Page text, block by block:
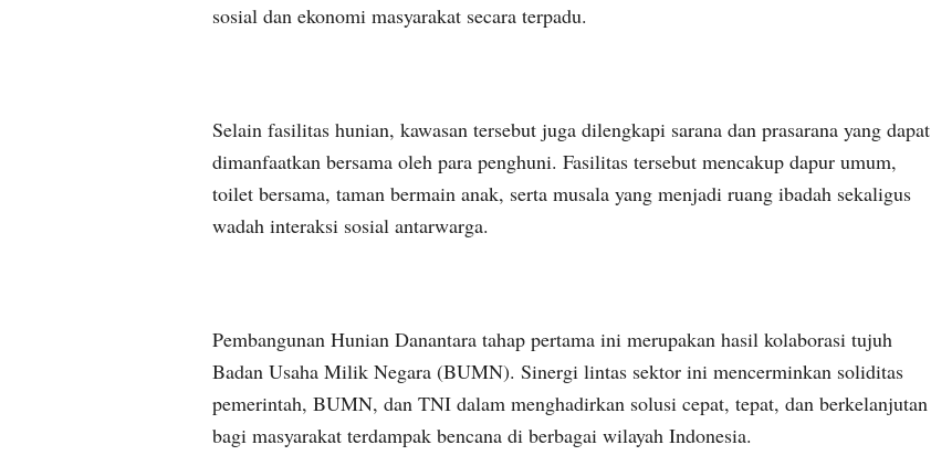
sosial dan ekonomi masyarakat secara terpadu.
Selain fasilitas hunian, kawasan tersebut juga dilengkapi sarana dan prasarana yang dapat
dimanfaatkan bersama oleh para penghuni. Fasilitas tersebut mencakup dapur umum,
toilet bersama, taman bermain anak, serta musala yang menjadi ruang ibadah sekaligus
wadah interaksi sosial antarwarga.
Pembangunan Hunian Danantara tahap pertama ini merupakan hasil kolaborasi tujuh
Badan Usaha Milik Negara (BUMN). Sinergi lintas sektor ini mencerminkan soliditas
pemerintah, BUMN, dan TNI dalam menghadirkan solusi cepat, tepat, dan berkelanjutan
bagi masyarakat terdampak bencana di berbagai wilayah Indonesia.